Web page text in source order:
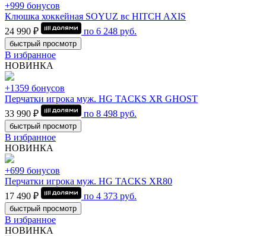
+999 бонусов
Клюшка хоккейная SOYUZ вс HITCH AXIS
24 990 ₽
по 6 248 руб.
быстрый просмотр
В избранное
НОВИНКА
+1359 бонусов
Перчатки игрока муж. HG TACKS XR GHOST
33 990 ₽
по 8 498 руб.
быстрый просмотр
В избранное
НОВИНКА
+699 бонусов
Перчатки игрока муж. HG TACKS XR80
17 490 ₽
по 4 373 руб.
быстрый просмотр
В избранное
НОВИНКА